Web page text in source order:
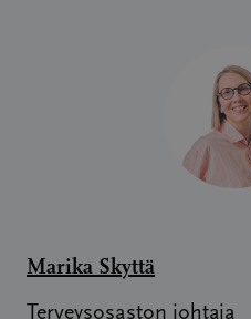
Marika Skyttä
Terveysosaston johtaja